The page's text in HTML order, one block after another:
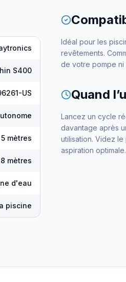
S400
US
mètres
mètres
d'eau
piscine
Idéal pour les
revêtements.
de votre pompe ni
Quand
Lancez un cycle
davantage après
utilisation. Videz
aspiration optimale.